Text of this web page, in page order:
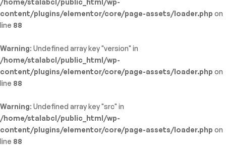
content/plugins/elementor/core/page-assets/loader.php on
line 88
Warning: Undefined array key "version" in
/home/stalabcl/public_html/wp-
content/plugins/elementor/core/page-assets/loader.php on
line 88
Warning: Undefined array key "src" in
/home/stalabcl/public_html/wp-
content/plugins/elementor/core/page-assets/loader.php on
line 88